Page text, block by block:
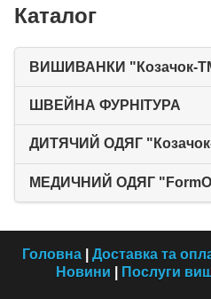
Каталог
ВИШИВАНКИ "Козачок-
ШВЕЙНА ФУРНІТУРА
ДИТЯЧИЙ ОДЯГ
МЕДИЧНИЙ ОДЯГ
Головна| Доставка та
Новини
Послуги